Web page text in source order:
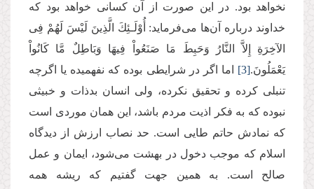
نخواهد بود. در این صورت از آن کسانی خواهد بود که
خداوند درباره آن‌ها می‌فرماید: أُوْلَـئِكَ الَّذِینَ لَیْسَ لَهُمْ فِی
الآخِرَةِ إِلاَّ النَّارُ وَحَبِطَ مَا صَنَعُواْ فِیهَا وَبَاطِلٌ مَّا كَانُواْ
یَعْمَلُونَ.[3] اما اگر در شرایطی بوده که نفهمیده یا اگرچه
تنبلی کرده و تحقیق نکرده، ولی انسان بدذات و خبیثی
نبوده که به فکر اذیت مردم باشد، این همان موردی است
که نمادش حاتم طایی است. حد نصاب ارزش از دیدگاه
اسلام که موجب دخول در بهشت می‌شود، ایمان و عمل
صالح است. به همین جهت گفتیم که ریشه همه